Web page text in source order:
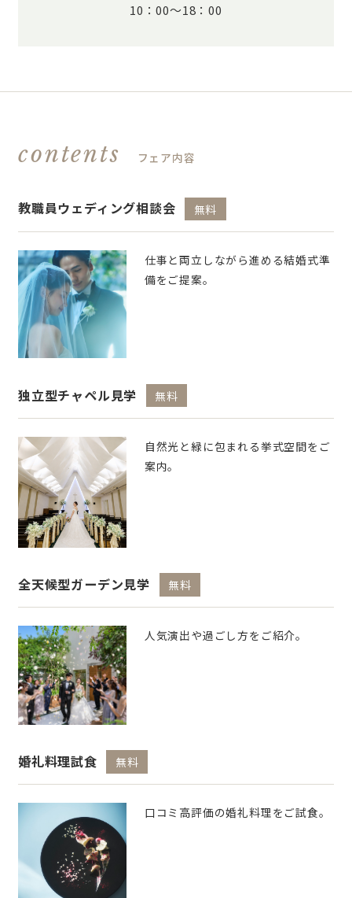
10：00～18：00
contents フェア内容
教職員ウェディング相談会 無料
仕事と両立しながら進める結婚式準
備をご提案。
独立型チャペル見学 無料
自然光と緑に包まれる挙式空間をご
案内。
全天候型ガーデン見学 無料
人気演出や過ごし方をご紹介。
婚礼料理試食 無料
口コミ高評価の婚礼料理をご試食。